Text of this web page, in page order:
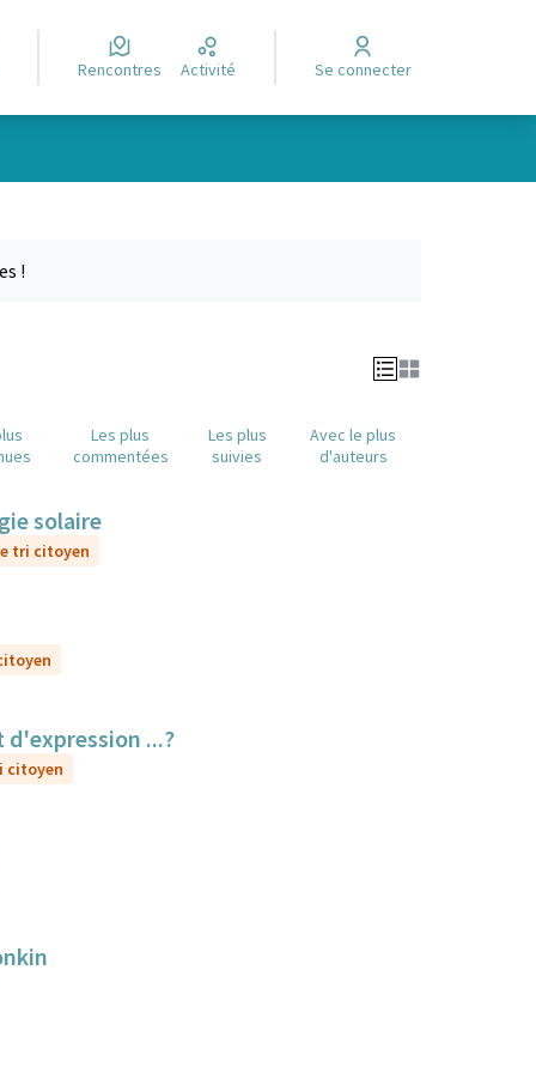
Rencontres Activité Se connecter
!
Les plus
commentées
Les plus
suivies
Avec le plus
d'auteurs
solaire
tri citoyen
d'expression ...?
citoyen